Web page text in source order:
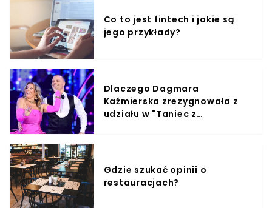
Co to jest fintech i jakie są
jego przykłady?
Dlaczego Dagmara
Kaźmierska zrezygnowała z
udziału w "Taniec z
Gdzie szukać opinii o
restauracjach?